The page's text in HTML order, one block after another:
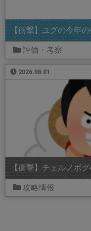
【衝撃】ユグの今年
評価・考察
2026.08.01
【衝撃】チェルノボ
攻略情報